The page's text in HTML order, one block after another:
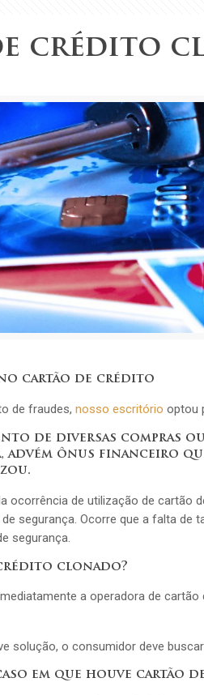
crédito
cartão de crédito
de fraudes,nosso escritório optou
de diversas compras
ônus financeiro
ocorrência de utilização de cartão
segurança. Ocorre que a falta de
segurança.
crédito clonado?
a operadora de cartão
solução, o consumidor deve
em que houve cartão